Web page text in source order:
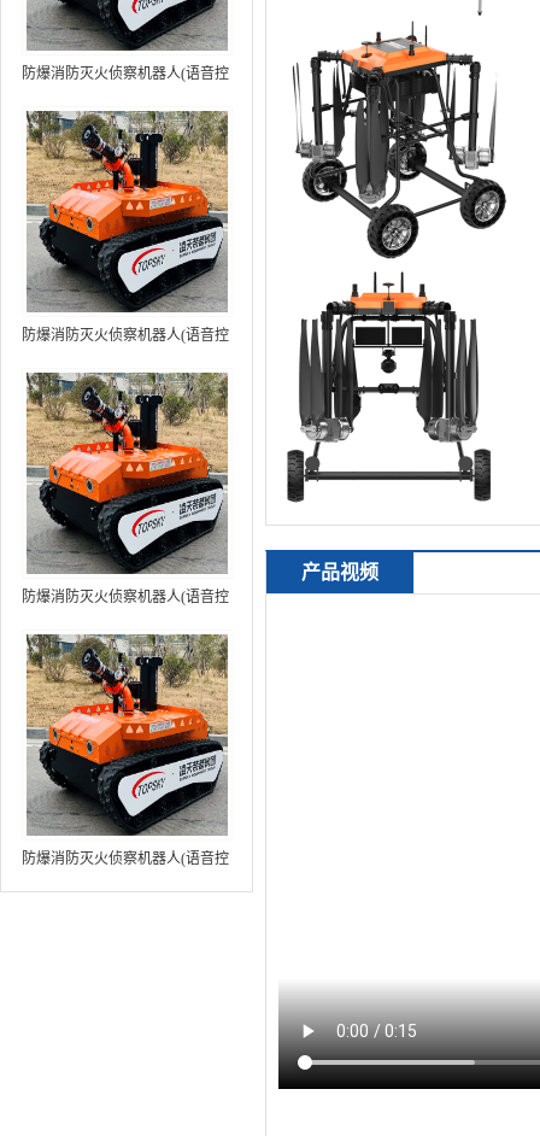
防爆消防灭火侦察机器人(语音控
MC80BD（第6代）
防爆消防灭火侦察机器人(语音控
RXR-MC80BD（第7代）
防爆消防灭火侦察机器人(语音控
火焰）中型RXR-MC80BD（第8
代）
防爆消防灭火侦察机器人(语音控
制+跟随功能+5G控制+水炮跟踪
产品视频